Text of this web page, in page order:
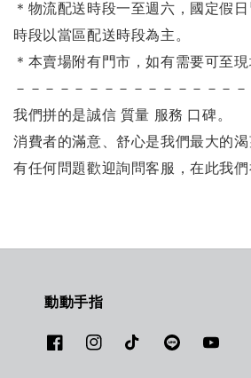
＊物流配送時段一至週六，國定假
時段以當區配送時段為主。
＊本賣場附有門市，如有需要可至現
－－－－－－－－－－－－－－－－
我們拼的是誠信 質量 服務 口碑。
消費者的滿意、舒心是我們最大的渴
有任何問題歡迎詢問客服，在此我
動動手指